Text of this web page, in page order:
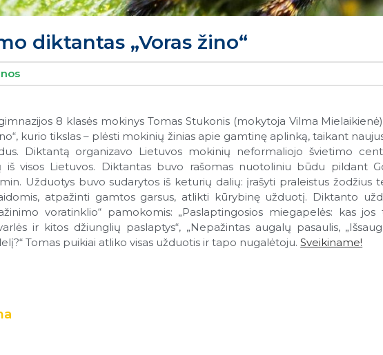
diktantas „Voras žino“
8 klasės mokinys Tomas Stukonis (mokytoja Vilma
kurio tikslas – plėsti mokinių žinias apie gamtinę aplinką, taikant
Diktantą organizavo Lietuvos mokinių neformaliojo švietimo
iš visos Lietuvos. Diktantas buvo rašomas nuotoliniu būdu pildant
Užduotys buvo sudarytos iš keturių dalių: įrašyti praleistus žodžius
atpažinti gamtos garsus, atlikti kūrybinę užduotį. Diktanto
voratinklio“ pamokomis: „Paslaptingosios miegapelės: kas
ir kitos džiunglių paslaptys“, „Nepažintas augalų pasaulis,
Tomas puikiai atliko visas užduotis ir tapo nugalėtoju.Sveikiname!